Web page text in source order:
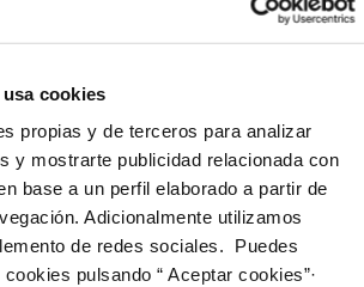
cookies
propias y de terceros para analizar
y mostrarte publicidad relacionada con
base a un perfil elaborado a partir de
Adicionalmente utilizamos
de redes sociales. Puedes
pulsando “ Aceptar cookies”·
Página 34 de 102